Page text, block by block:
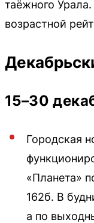
таёжного
возрастной
15–30
Городская
«Планета»
162б. В
а по